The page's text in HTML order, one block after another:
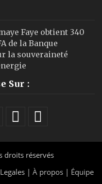
Faye obtient 340
de la Banque
la souveraineté
Sur :
droits réservés
| À propos | Équipe